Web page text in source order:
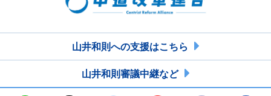
山井和則への支援はこちら
山井和則審議中継など